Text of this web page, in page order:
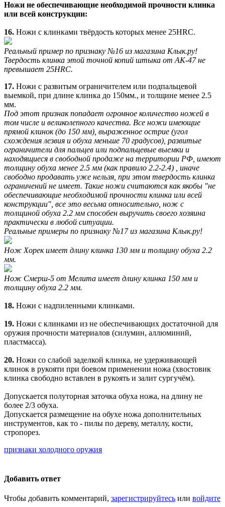
Ножи не обеспечивающие необходимой прочности клинка
или всей конструкции:
16. Ножи с клинками твёрдость которых менее 25HRC.
Реальный пример по признаку №16 из магазина Клык.ру!
Твердость клинка этой точной копий штыка от АК-47 не
превышает 25HRC.
17. Ножи с развитым ограничителем или подпальцевой
выемкой, при длине клинка до 150мм., и толщине менее 2.5
мм.
Под этот признак попадает огромное количество ножей в
том числе и великолепного качества. Все ножи имеющие
прямой клинок (до 150 мм), выраженное острие (угол
схождения лезвия и обуха меньше 70 градусов), развитые
ограничители для пальцев или подпальцевые выемки и
находящиеся в свободной продаже на территории РФ, имеют
толщину обуха менее 2.5 мм (как правило 2.2-2.4) , иначе
свободно продавать уже нельзя, при этом твердость клинка
ограничений не имеет. Такие ножи считаются как якобы "не
обеспечивающие необходимой прочности клинка или всей
конструкции", все это весьма относительно, нож с
толщиной обуха 2.2 мм способен выручить своего хозяина
практически в любой ситуации.
Реальные примеры по признаку №17 из магазина Клык.ру!
Нож Хорек имеет длину клинка 130 мм и толщину обуха 2.2
мм.
Нож Смерш-5 от Мелита имеет длину клинка 150 мм и
толщину обуха 2.2 мм.
18. Ножи с надпиленными клинками.
19. Ножи с клинками из не обеспечивающих достаточной для
оружия прочности материалов (силумин, аллюминий,
пластмасса).
20. Ножи со слабой заделкой клинка, не удерживающей
клинок в рукояти при боевом применении ножа (хвостовик
клинка свободно вставлен в рукоять и залит сургучём).
Допускается полуторная заточка обуха ножа, на длину не
более 2/3 обуха.
Допускается размещение на обухе ножа дополнительных
инструментов, как то - пилы по дереву, металлу, кости,
стропорез.
признаки холодного оружия
Добавить ответ
Чтобы добавить комментарий, зарегистрируйтесь или войдите